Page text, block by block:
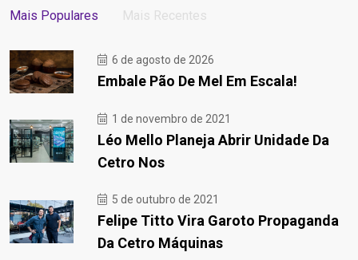
Mais Populares Mais Recentes
6 de agosto de 2026
Embale Pão De Mel Em Escala!
1 de novembro de 2021
Léo Mello Planeja Abrir Unidade Da
Cetro Nos
5 de outubro de 2021
Felipe Titto Vira Garoto Propaganda
Da Cetro Máquinas